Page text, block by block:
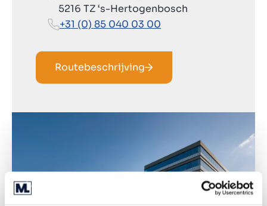
5216 TZ ‘s-Hertogenbosch
+31 (0) 85 040 03 00
Routebeschrijving